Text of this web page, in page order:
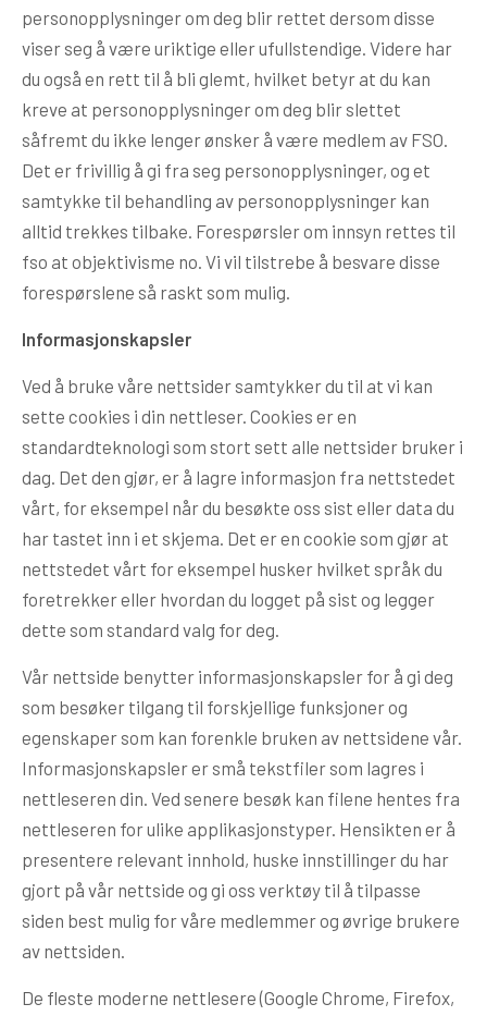
personopplysninger om deg blir rettet dersom disse
viser seg å være uriktige eller ufullstendige. Videre har
du også en rett til å bli glemt, hvilket betyr at du kan
kreve at personopplysninger om deg blir slettet
såfremt du ikke lenger ønsker å være medlem av FSO.
Det er frivillig å gi fra seg personopplysninger, og et
samtykke til behandling av personopplysninger kan
alltid trekkes tilbake. Forespørsler om innsyn rettes til
fso at objektivisme no. Vi vil tilstrebe å besvare disse
forespørslene så raskt som mulig.
Informasjonskapsler
Ved å bruke våre nettsider samtykker du til at vi kan
sette cookies i din nettleser. Cookies er en
standardteknologi som stort sett alle nettsider bruker i
dag. Det den gjør, er å lagre informasjon fra nettstedet
vårt, for eksempel når du besøkte oss sist eller data du
har tastet inn i et skjema. Det er en cookie som gjør at
nettstedet vårt for eksempel husker hvilket språk du
foretrekker eller hvordan du logget på sist og legger
dette som standard valg for deg.
Vår nettside benytter informasjonskapsler for å gi deg
som besøker tilgang til forskjellige funksjoner og
egenskaper som kan forenkle bruken av nettsidene vår.
Informasjonskapsler er små tekstfiler som lagres i
nettleseren din. Ved senere besøk kan filene hentes fra
nettleseren for ulike applikasjonstyper. Hensikten er å
presentere relevant innhold, huske innstillinger du har
gjort på vår nettside og gi oss verktøy til å tilpasse
siden best mulig for våre medlemmer og øvrige brukere
av nettsiden.
De fleste moderne nettlesere (Google Chrome, Firefox,